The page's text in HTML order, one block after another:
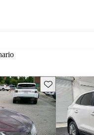
Guarda este Aviso